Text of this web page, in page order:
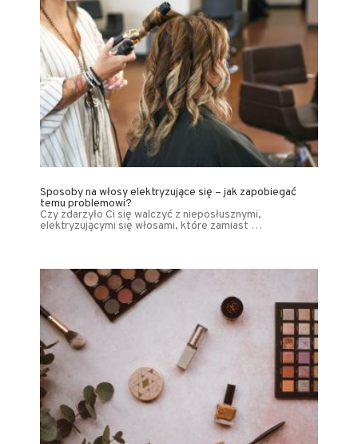
Sposoby na włosy elektryzujące się – jak zapobiegać
temu problemowi?
Czy zdarzyło Ci się walczyć z nieposłusznymi,
elektryzującymi się włosami, które zamiast …